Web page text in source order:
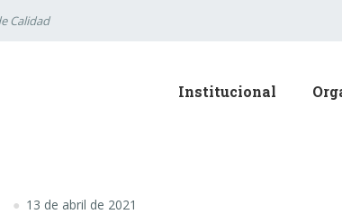
Calidad
Institucional
13 de abril de 2021